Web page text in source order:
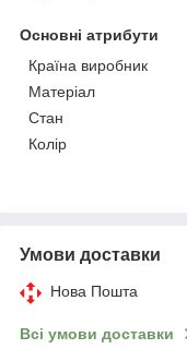
Основні атрибути
Країна виробник
Матеріал
Стан
Колір
Умови доставки
Нова Пошта
Всі умови доставки